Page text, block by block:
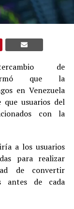
de
que la
en Venezuela
que usuarios del
con la
a los usuarios
para realizar
de convertir
antes de cada